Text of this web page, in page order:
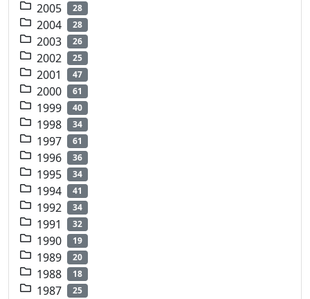
2005 28
2004 28
2003 26
2002 25
2001 47
2000 61
1999 40
1998 34
1997 61
1996 36
1995 34
1994 41
1992 34
1991 32
1990 19
1989 20
1988 18
1987 25